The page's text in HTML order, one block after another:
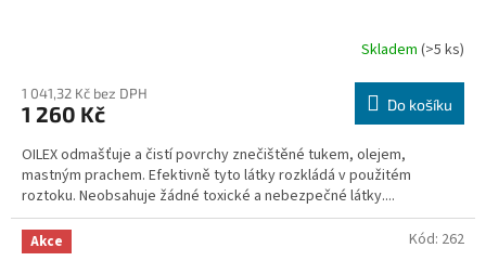
Skladem (>5 ks)
1 041,32 Kč bez DPH
1 260 Kč Do košíku
OILEX odmašťuje a čistí povrchy znečištěné tukem, olejem,
mastným prachem. Efektivně tyto látky rozkládá v použitém
roztoku. Neobsahuje žádné toxické a nebezpečné látky....
Akce Kód: 262